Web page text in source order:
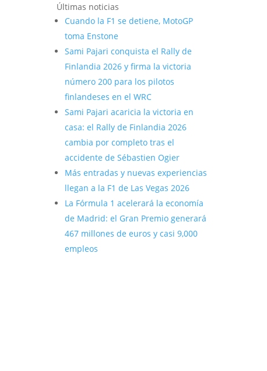
Últimas noticias
Cuando la F1 se detiene, MotoGP
toma Enstone
Sami Pajari conquista el Rally de
Finlandia 2026 y firma la victoria
número 200 para los pilotos
finlandeses en el WRC
Sami Pajari acaricia la victoria en
casa: el Rally de Finlandia 2026
cambia por completo tras el
accidente de Sébastien Ogier
Más entradas y nuevas experiencias
llegan a la F1 de Las Vegas 2026
La Fórmula 1 acelerará la economía
de Madrid: el Gran Premio generará
467 millones de euros y casi 9,000
empleos